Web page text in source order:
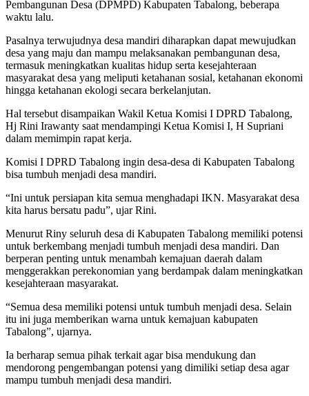
Pembangunan Desa (DPMPD) Kabupaten Tabalong, beberapa
waktu lalu.
Pasalnya terwujudnya desa mandiri diharapkan dapat mewujudkan
desa yang maju dan mampu melaksanakan pembangunan desa,
termasuk meningkatkan kualitas hidup serta kesejahteraan
masyarakat desa yang meliputi ketahanan sosial, ketahanan ekonomi
hingga ketahanan ekologi secara berkelanjutan.
Hal tersebut disampaikan Wakil Ketua Komisi I DPRD Tabalong,
Hj Rini Irawanty saat mendampingi Ketua Komisi I, H Supriani
dalam memimpin rapat kerja.
Komisi I DPRD Tabalong ingin desa-desa di Kabupaten Tabalong
bisa tumbuh menjadi desa mandiri.
“Ini untuk persiapan kita semua menghadapi IKN. Masyarakat desa
kita harus bersatu padu”, ujar Rini.
Menurut Riny seluruh desa di Kabupaten Tabalong memiliki potensi
untuk berkembang menjadi tumbuh menjadi desa mandiri. Dan
berperan penting untuk menambah kemajuan daerah dalam
menggerakkan perekonomian yang berdampak dalam meningkatkan
kesejahteraan masyarakat.
“Semua desa memiliki potensi untuk tumbuh menjadi desa. Selain
itu ini juga memberikan warna untuk kemajuan kabupaten
Tabalong”, ujarnya.
Ia berharap semua pihak terkait agar bisa mendukung dan
mendorong pengembangan potensi yang dimiliki setiap desa agar
mampu tumbuh menjadi desa mandiri.